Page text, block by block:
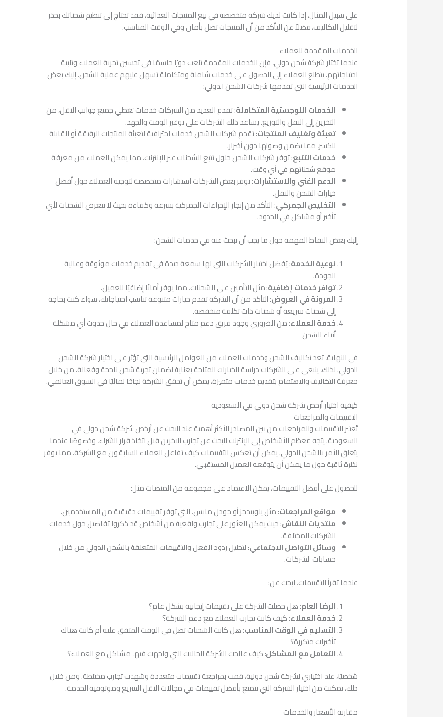
على سبيل المثال، إذا كانت لديك شركة متخصصة في بيع المنتجات الغذائية، فقد تحتاج إلى تنظيم شحناتك بحذر
لتقليل التكاليف، فضلاً عن التأكد من أن المنتجات تصل بأمان وفي الوقت المناسب.
الخدمات المقدمة للعملاء
عندما تختار شركة شحن دولي، فإن الخدمات المقدمة تلعب دورًا حاسمًا في تحسين تجربة العملاء وتلبية
احتياجاتهم. يتطلع العملاء إلى الحصول على خدمات شاملة ومتكاملة تسهل عليهم عملية الشحن. إليك بعض
الخدمات الرئيسية التي تقدمها شركات الشحن الدولي:
الخدمات اللوجستية المتكاملة: تقدم العديد من الشركات خدمات تغطي جميع جوانب النقل، من
التخزين إلى النقل والتوزيع. يساعد ذلك الشركات على توفير الوقت والجهد.
تعبئة وتغليف المنتجات: تقدم شركات الشحن خدمات احترافية لتعبئة المنتجات الرقيقة أو القابلة
للكسر، مما يضمن وصولها دون أضرار.
خدمات التتبع: توفر شركات الشحن حلول تتبع الشحنات عبر الإنترنت، مما يمكن العملاء من معرفة
موقع شحناتهم في أي وقت.
الدعم الفني والاستشارات: توفر بعض الشركات استشارات متخصصة لتوجيه العملاء حول أفضل
خيارات الشحن والنقل.
التخليص الجمركي: التأكد من إنجاز الإجراءات الجمركية بسرعة وكفاءة بحيث لا تتعرض الشحنات لأي
تأخير أو مشاكل في الحدود.
إليك بعض النقاط المهمة حول ما يجب أن تبحث عنه في خدمات الشحن:
نوعية الخدمة: يُفضل اختيار الشركات التي لها سمعة جيدة في تقديم خدمات موثوقة وعالية
الجودة.
توافر خدمات إضافية: مثل التأمين على الشحنات، مما يوفر أمانًا إضافيًا للعميل.
المرونة في العروض: التأكد من أن الشركة تقدم خيارات متنوعة تناسب احتياجاتك، سواء كنت بحاجة
إلى شحنات سريعة أو شحنات ذات تكلفة منخفضة.
خدمة العملاء: من الضروري وجود فريق دعم متاح لمساعدة العملاء في حال حدوث أي مشكلة
أثناء الشحن.
في النهاية، تعد تكاليف الشحن وخدمات العملاء من العوامل الرئيسية التي تؤثر على اختيار شركة الشحن
الدولي. لذلك، ينبغي على الشركات دراسة الخيارات المتاحة بعناية لضمان تجربة شحن ناجحة وفعالة. من خلال
معرفة التكاليف والاهتمام بتقديم خدمات متميزة، يمكن أن تحقق الشركة نجاحًا نمائيًا في السوق العالمي.
كيفية اختيار أرخص شركة شحن دولي في السعودية
التقييمات والمراجعات
تُعتبر التقييمات والمراجعات من بين المصادر الأكثر أهمية عند البحث عن أرخص شركة شحن دولي في
السعودية. يتجه معظم الأشخاص إلى الإنترنت للبحث عن تجارب الآخرين قبل اتخاذ قرار الشراء، وخصوصًا عندما
يتعلق الأمر بالشحن الدولي. يمكن أن تعكس التقييمات كيف تفاعل العملاء السابقون مع الشركة، مما يوفر
نظرة ثاقبة حول ما يمكن أن يتوقعه العميل المستقبلي.
للحصول على أفضل التقييمات، يمكن الاعتماد على مجموعة من المنصات مثل:
مواقع المراجعات: مثل يلوبيدجز أو جوجل مابس، التي توفر تقييمات حقيقية من المستخدمين.
منتديات النقاش: حيث يمكن العثور على تجارب واقعية من أشخاص قد ذكروا تفاصيل حول خدمات
الشركات المختلفة.
وسائل التواصل الاجتماعي: لتحليل ردود الفعل والتقييمات المتعلقة بالشحن الدولي من خلال
حسابات الشركات.
عندما تقرأ التقييمات، ابحث عن:
الرضا العام: هل حصلت الشركة على تقييمات إيجابية بشكل عام؟
خدمة العملاء: كيف كانت تجارب العملاء مع دعم الشركة؟
التسليم في الوقت المناسب: هل كانت الشحنات تصل في الوقت المتفق عليه أم كانت هناك
تأخيرات متكررة؟
التعامل مع المشاكل: كيف عالجت الشركة الحالات التي واجهت فيها مشاكل مع العملاء؟
شخصيًا، عند اختياري لشركة شحن دولية، قمت بمراجعة تقييمات متعددة وشهدت تجارب مختلطة. ومن خلال
ذلك، تمكنت من اختيار الشركة التي تتمتع بأفضل تقييمات في مجالات النقل السريع وموثوقية الخدمة.
مقارنة الأسعار والخدمات